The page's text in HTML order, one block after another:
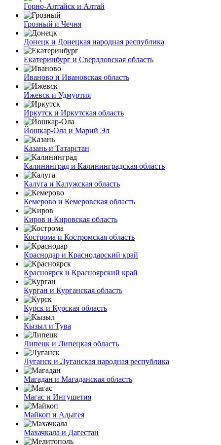
Горно-Алтайск и Алтай
Грозный и Чечня
Донецк и Донецкая народная республика
Екатеринбург и Свердловская область
Иваново и Ивановская область
Ижевск и Удмуртия
Иркутск и Иркутская область
Йошкар-Ола и Марий Эл
Казань и Татарстан
Калининград и Калининградская область
Калуга и Калужская область
Кемерово и Кемеровская область
Киров и Кировская область
Кострома и Костромская область
Краснодар и Краснодарский край
Красноярск и Красноярский край
Курган и Курганская область
Курск и Курская область
Кызыл и Тува
Липецк и Липецкая область
Луганск и Луганская народная республика
Магадан и Магаданская область
Магас и Ингушетия
Майкоп и Адыгея
Махачкала и Дагестан